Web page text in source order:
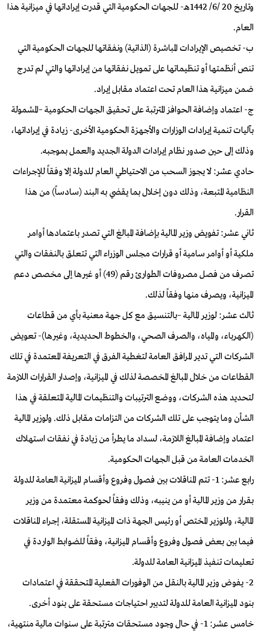
وتاريخ 20 /6/ 1442هـ- للجهات الحكومية التي قدرت إيراداتها في ميزانية هذا
العام.
ب- تخصيص الإيرادات المباشرة (الذاتية) ونفقاتها للجهات الحكومية التي
تنص أنظمتها أو تنظيماتها على تمويل نفقاتها من إيراداتها والتي لم تدرج
ضمن ميزانية هذا العام تحت اعتماد مقابل إيراد.
ج- اعتماد وإضافة الحوافز المترتبة على تحقيق الجهات الحكومية –المشمولة
بآليات تنمية إيرادات الوزارات والأجهزة الحكومية الأخرى- زيادة في إيراداتها،
وذلك إلى حين صدور نظام إيرادات الدولة الجديد والعمل بموجبه.
حادي عشر: لا يجوز السحب من الاحتياطي العام للدولة إلا وفقاً للإجراءات
النظامية المتبعة، وذلك دون إخلال بما يقضي به البند (سادساً) من هذا
القرار.
ثاني عشر: تفويض وزير المالية بإضافة المبالغ التي تصدر باعتمادها أوامر
ملكية أو أوامر سامية أو قرارات مجلس الوزراء التي تتعلق بالنفقات والتي
تصرف من فصل مصروفات الطوارئ رقم (49) أو غيرها إلى مخصص دعم
الميزانية، ويصرف منها وفقاً لذلك.
ثالث عشر: لوزير المالية –بالتنسيق مع كل جهة معنية بأي من قطاعات
(الكهرباء، والمياه، والصرف الصحي، والخطوط الحديدية، وغيرها)- تعويض
الشركات التي تدير المرافق العامة لتغطية الفرق في التعريفة المعتمدة في تلك
القطاعات من خلال المبالغ المخصصة لذلك في الميزانية، وإصدار القرارات اللازمة
لتحديد هذه الشركات، ووضع الترتيبات والتنظيمات المالية المتعلقة في هذا
الشأن وما يتوجب على تلك الشركات من التزامات مقابل ذلك. ولوزير المالية
اعتماد وإضافة المبالغ اللازمة، لسداد ما يطرأ من زيادة في نفقات استهلاك
الخدمات العامة من قبل الجهات الحكومية.
رابع عشر: 1- تتم المناقلات بين فصول وفروع وأقسام الميزانية العامة للدولة
بقرار من وزير المالية أو من ينيبه، وذلك وفقاً لحوكمة معتمدة من وزير
المالية، وللوزير المختص أو رئيس الجهة ذات الميزانية المستقلة، إجراء المناقلات
فيما بين بعض فصول وفروع وأقسام الميزانية، وفقاً للضوابط الواردة في
تعليمات تنفيذ الميزانية العامة للدولة.
2- يفوض وزير المالية بالنقل من الوفورات الفعلية المتحققة في اعتمادات
بنود الميزانية العامة للدولة لتدبير احتياجات مستحقة على بنود أخرى.
خامس عشر: 1- في حال وجود مستحقات مترتبة على سنوات مالية منتهية،